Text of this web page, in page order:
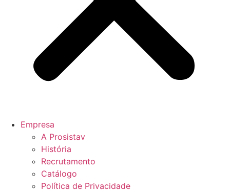
Empresa
A Prosistav
História
Recrutamento
Catálogo
Política de Privacidade